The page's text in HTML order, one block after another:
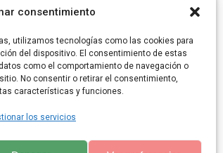
consentimiento
utilizamos tecnologías como las cookies para
del dispositivo. El consentimiento de estas
como el comportamiento de navegación o
No consentir o retirar el consentimiento,
características y funciones.
los servicios
ni nadie podrá hacerte